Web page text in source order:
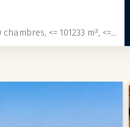
Acheter, Prix <= 98000000, <= 32 pièces, <= 30 chambres, <= 101233 m², <= 3000000 m²